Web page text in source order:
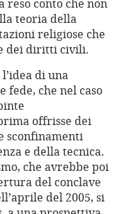
reso conto che non
teoria della
religiose che
dei diritti civili.
di una
che nel caso
offrisse dei
e della tecnica.
che avrebbe poi
del conclave
del 2005, si